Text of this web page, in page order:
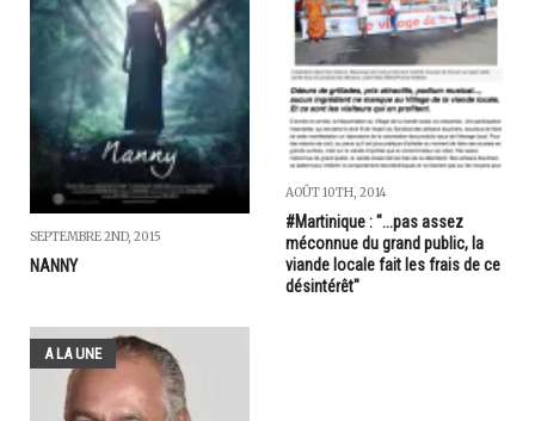
SEPTEMBRE 2ND, 2015
NANNY
AOÛT 10TH, 2014
#Martinique : "...pas assez
méconnue du grand public, la
viande locale fait les frais de ce
désintérêt"
A LA UNE